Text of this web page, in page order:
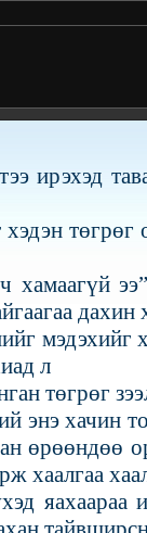
ирэхэд
хамаагүй
дахин
л
төгрөг
энэ хачин
өрөөндөө
хаалгаа
яахаараа